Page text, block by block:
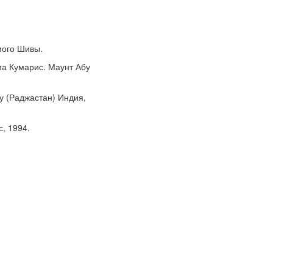
Шивы.
Кумарис. Маунт Абу
(Раджастан) Индия,
1994.